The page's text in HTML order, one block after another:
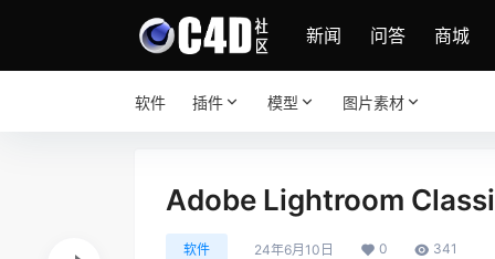
新闻 问答 商城
软件 插件 模型 图片素材
Adobe Lightroom
软件 24年6月10日 0 341